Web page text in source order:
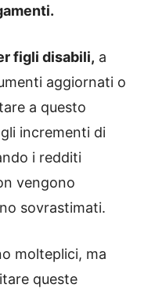
figli disabili, a
aggiornati o
a questo
incrementi di
i redditi
vengono
sovrastimati.
molteplici, ma
queste